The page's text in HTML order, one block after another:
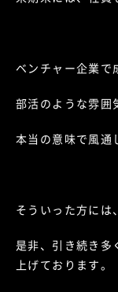
ベンチャー企業で
部活のような雰囲
本当の意味で風通
そういった方には
是非、引き続き多
上げております。